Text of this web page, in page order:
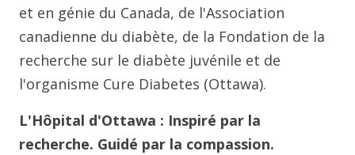
et en génie du Canada, de l'Association
canadienne du diabète, de la Fondation de la
recherche sur le diabète juvénile et de
l'organisme Cure Diabetes (Ottawa).
L'Hôpital d'Ottawa : Inspiré par la
recherche. Guidé par la compassion.